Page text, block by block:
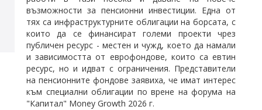
възможности за пенсионни инвестиции. Една от
тях са инфраструктурните облигации на борсата, с
които да се финансират големи проекти чрез
публичен ресурс - местен и чужд, което да намали
и зависимостта от еврофондове, които са евтин
ресурс, но и идват с ограничения. Представители
на пенсионните фондове заявиха, че имат интерес
към специални облигации по врене на форума на
"Капитал" Money Growth 2026 г.